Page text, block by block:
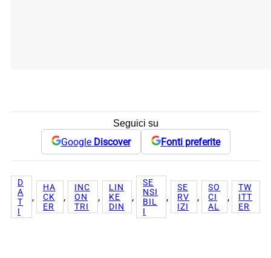
Seguici su
Google Discover Fonti preferite
D
A
T
I
,
HA
CK
ER
,
INC
ON
TRI
,
LIN
KE
DIN
,
SE
NSI
BIL
I
,
SE
RV
IZI
,
SO
CI
AL
,
TW
ITT
ER